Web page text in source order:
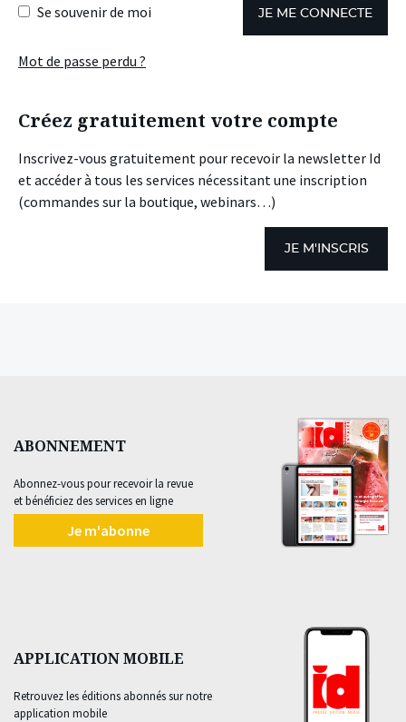
Se souvenir de moi JE ME CONNECTE
Mot de passe perdu ?
Créez gratuitement votre compte
Inscrivez-vous gratuitement pour recevoir la newsletter Id
et accéder à tous les services nécessitant une inscription
(commandes sur la boutique, webinars…)
JE M'INSCRIS
ABONNEMENT
Abonnez-vous pour recevoir la revue
et bénéficiez des services en ligne
Je m'abonne
APPLICATION MOBILE
Retrouvez les éditions abonnés sur notre
application mobile